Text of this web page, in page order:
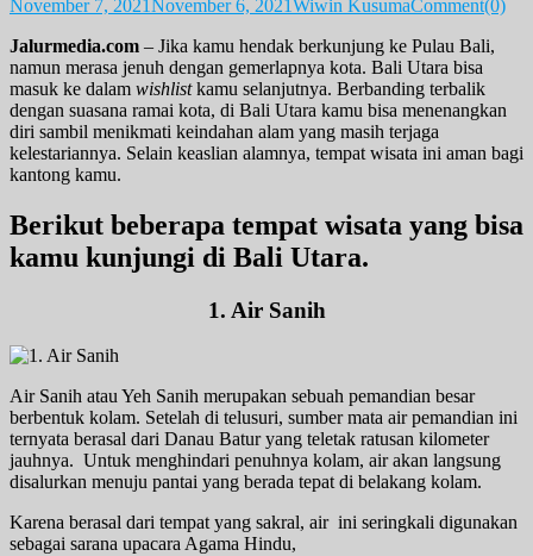
November 7, 2021November 6, 2021Wiwin KusumaComment(0)
Jalurmedia.com – Jika kamu hendak berkunjung ke Pulau Bali,
namun merasa jenuh dengan gemerlapnya kota. Bali Utara bisa
masuk ke dalam wishlistkamu selanjutnya. Berbanding terbalik
dengan suasana ramai kota, di Bali Utara kamu bisa menenangkan
diri sambil menikmati keindahan alam yang masih terjaga
kelestariannya. Selain keaslian alamnya, tempat wisata ini aman bagi
kantong kamu.
Berikut beberapa tempat wisata yang bisa
kamu kunjungi di Bali Utara.
1. Air Sanih
Air Sanih atau Yeh Sanih merupakan sebuah pemandian besar
berbentuk kolam. Setelah di telusuri, sumber mata air pemandian ini
ternyata berasal dari Danau Batur yang teletak ratusan kilometer
jauhnya. Untuk menghindari penuhnya kolam, air akan langsung
disalurkan menuju pantai yang berada tepat di belakang kolam.
Karena berasal dari tempat yang sakral, air ini seringkali digunakan
sebagai sarana upacara Agama Hindu,